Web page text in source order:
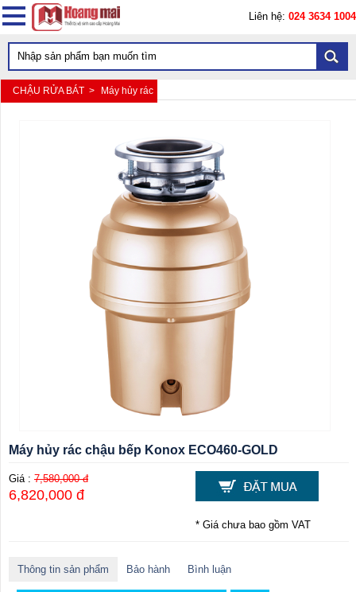
Liên hệ: 024 3634 1004
CHẬU RỬA BÁT > Máy hủy rác
Máy hủy rác chậu bếp Konox ECO460-GOLD
Giá : 7,580,000 đ
6,820,000 đ
* Giá chưa bao gồm VAT
Thông tin sản phẩm Bảo hành Bình luận